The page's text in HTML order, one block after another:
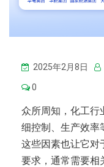
2025年2月8日
0
众所周知，化工行
细控制、生产效率
这些因素也让它对
要求，通常需要相